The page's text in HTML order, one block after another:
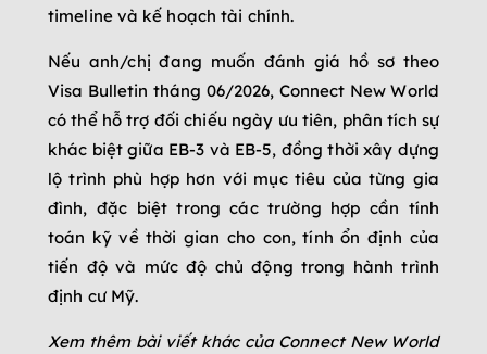
timeline và kế hoạch tài chính.
Nếu anh/chị đang muốn đánh giá hồ sơ theo
Visa Bulletin tháng 06/2026, Connect New World
có thể hỗ trợ đối chiếu ngày ưu tiên, phân tích sự
khác biệt giữa EB-3 và EB-5, đồng thời xây dựng
lộ trình phù hợp hơn với mục tiêu của từng gia
đình, đặc biệt trong các trường hợp cần tính
toán kỹ về thời gian cho con, tính ổn định của
tiến độ và mức độ chủ động trong hành trình
định cư Mỹ.
Xem thêm bài viết khác của Connect New World